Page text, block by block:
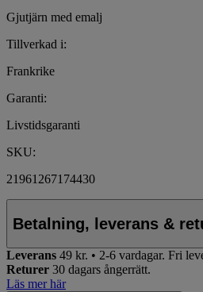
Gjutjärn med emalj
Tillverkad i:
Frankrike
Garanti:
Livstidsgaranti
SKU:
21961267174430
Betalning, leverans &
Leverans 49 kr. • 2-6 vardagar. Fri
Returer 30 dagars ångerrätt.
Läs mer här